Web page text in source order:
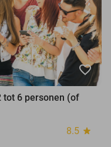
favorite_border
tot 6 personen (of
8.5 star